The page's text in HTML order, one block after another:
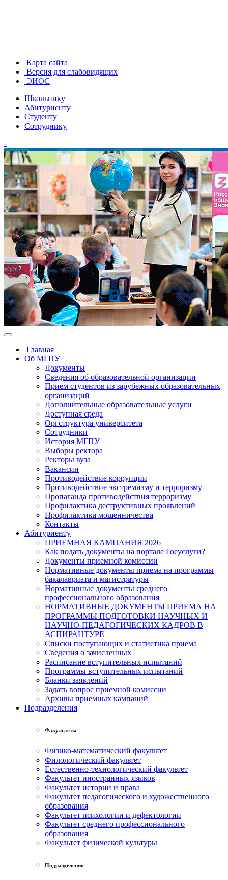
Карта сайта
Версия для слабовидящих
ЭИОС
Школьнику
Абитуриенту
Студенту
Сотруднику
-
Главная
Об МГПУ
Документы
Сведения об образовательной организации
Прием студентов из зарубежных образовательных
организаций
Дополнительные образовательные услуги
Доступная среда
Оргструктура университета
Сотрудники
История МГПУ
Выборы ректора
Ректоры вуза
Вакансии
Противодействие коррупции
Противодействие экстремизму и терроризму
Пропаганда противодействия терроризму
Профилактика деструктивных проявлений
Профилактика мошенничества
Контакты
Абитуриенту
ПРИЕМНАЯ КАМПАНИЯ 2026
Как подать документы на портале Госуслуги?
Документы приемной комиссии
Нормативные документы приема на программы
бакалавриата и магистратуры
Нормативные документы среднего
профессионального образования
НОРМАТИВНЫЕ ДОКУМЕНТЫ ПРИЕМА НА
ПРОГРАММЫ ПОДГОТОВКИ НАУЧНЫХ И
НАУЧНО-ПЕДАГОГИЧЕСКИХ КАДРОВ В
АСПИРАНТУРЕ
Списки поступающих и статистика приема
Сведения о зачисленных
Расписание вступительных испытаний
Программы вступительных испытаний
Бланки заявлений
Задать вопрос приемной комиссии
Архивы приемных кампаний
Подразделения
Факультеты
Физико-математический факультет
Филологический факультет
Естественно-технологический факультет
Факультет иностранных языков
Факультет истории и права
Факультет педагогического и художественного
образования
Факультет психологии и дефектологии
Факультет среднего профессионального
образования
Факультет физической культуры
Подразделения